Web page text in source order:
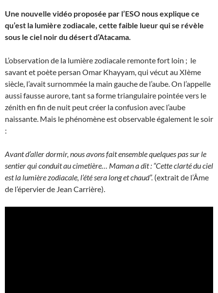
Une nouvelle vidéo proposée par l’ESO nous explique ce
qu’est la lumière zodiacale, cette faible lueur qui se révèle
sous le ciel noir du désert d’Atacama.
L’observation de la lumière zodiacale remonte fort loin ; le
savant et poète persan Omar Khayyam, qui vécut au XIème
siècle, l’avait surnommée la main gauche de l’aube. On l’appelle
aussi fausse aurore, tant sa forme triangulaire pointée vers le
zénith en fin de nuit peut créer la confusion avec l’aube
naissante. Mais le phénomène est observable également le soir
:
Avant d’aller dormir, nous avons fait ensemble quelques pas sur le
sentier qui conduit au cimetière… Maman a dit : “Cette clarté du ciel
est la lumière zodiacale, l’été sera long et chaud”. (extrait de l’Âme
de l’épervier de Jean Carrière).